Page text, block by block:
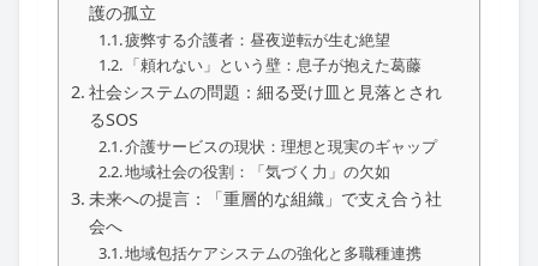
護の孤立
疲弊する介護者：昼夜逆転が生む絶望
「頼れない」という壁：息子が抱えた葛藤
社会システムの問題：細る受け皿と見落とされ
るSOS
介護サービスの現状：理想と現実のギャップ
地域社会の役割：「気づく力」の欠如
未来への提言：「重層的な組織」で支え合う社
会へ
地域包括ケアシステムの強化と多職種連携